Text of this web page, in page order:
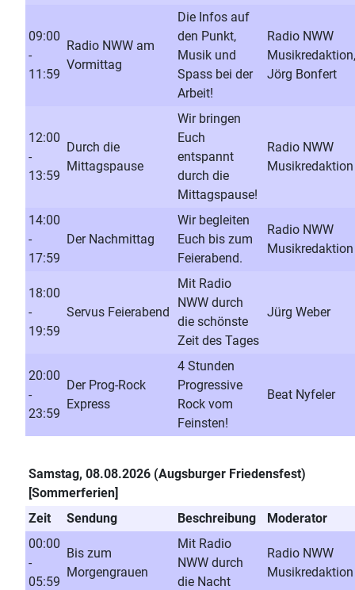
09:00
-
11:59
Radio NWW am
Vormittag
Die Infos auf
den Punkt,
Musik und
Spass bei der
Arbeit!
Radio NWW
Musikredaktion,
Jörg Bonfert
12:00
-
13:59
Durch die
Mittagspause
Wir bringen
Euch
entspannt
durch die
Mittagspause!
Radio NWW
Musikredaktion
14:00
-
17:59
Der Nachmittag
Wir begleiten
Euch bis zum
Feierabend.
Radio NWW
Musikredaktion
18:00
-
19:59
Servus Feierabend
Mit Radio
NWW durch
die schönste
Zeit des Tages
Jürg Weber
20:00
-
23:59
Der Prog-Rock
Express
4 Stunden
Progressive
Rock vom
Feinsten!
Beat Nyfeler
Samstag, 08.08.2026 (Augsburger Friedensfest)
[Sommerferien]
Zeit
Sendung Beschreibung
Moderator
00:00
-
05:59
Bis zum
Morgengrauen
Mit Radio
NWW durch
die Nacht
Radio NWW
Musikredaktion